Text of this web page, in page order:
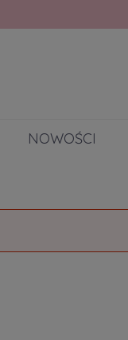
NOWOŚCI